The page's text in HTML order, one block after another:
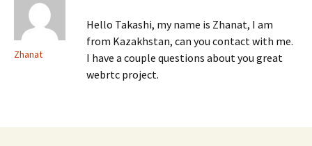
ー
ョ
Zhanat
Hello Takashi, my name is Zhanat, I am
from Kazakhstan, can you contact with me.
I have a couple questions about you great
webrtc project.